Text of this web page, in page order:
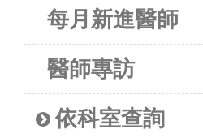
每月新進醫師
醫師專訪
依科室查詢